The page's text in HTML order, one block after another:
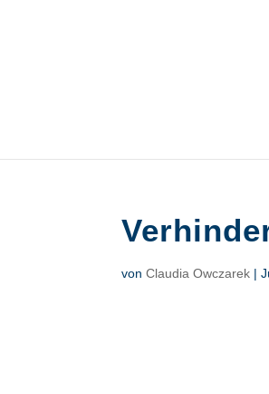
vonClaudia Owczarek |